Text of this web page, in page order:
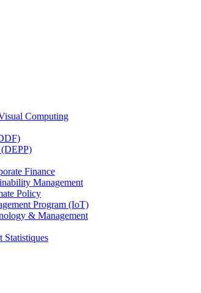
Computing
Finance
Management
Policy
Program (IoT)
& Management